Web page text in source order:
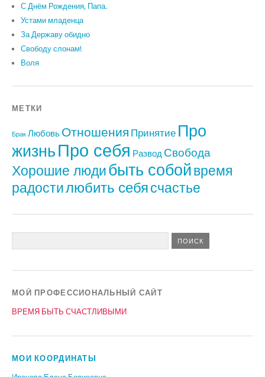
С Днём Рождения, Папа.
Устами младенца
За Державу обидно
Свободу слонам!
Воля
МЕТКИ
Брак Любовь Отношения Принятие Про
жизньПро себя Развод Свобода
Хорошие людибыть собойвремя
радостилюбить себясчастье
МОЙ ПРОФЕССИОНАЛЬНЫЙ САЙТ
ВРЕМЯ БЫТЬ СЧАСТЛИВЫМИ
МОИ КООРДИНАТЫ